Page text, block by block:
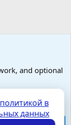
and optional
политикой в
данных